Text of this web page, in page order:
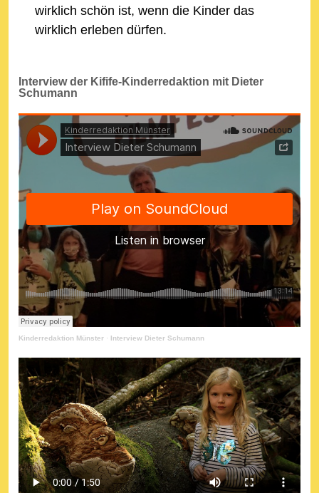
wirklich schön ist, wenn die Kinder das
wirklich erleben dürfen.
Interview der Kifife-Kinderredaktion mit Dieter
Schumann
Kinderredaktion Münster · Interview Dieter Schumann